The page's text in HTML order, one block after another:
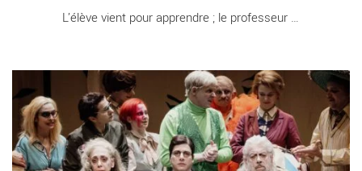
L’élève vient pour apprendre ; le professeur [...]
Wajdi Mouawad revient à « Willy Protagoras enfermé dans les
toilettes », cri de colère contre un monde pourri - Critique sortie
Théâtre Paris La Colline – Théâtre National